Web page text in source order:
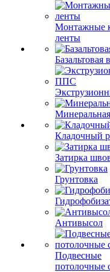
Монтажные
ленты
Базальтовая
Кладочный
Затирка
Грунтовка
Антивысол
Подвесные
потолочные